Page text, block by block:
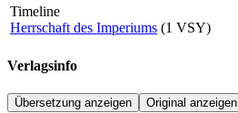
Timeline
Herrschaft des Imperiums (1 VSY)
Verlagsinfo
Übersetzung anzeigen Original anzeigen